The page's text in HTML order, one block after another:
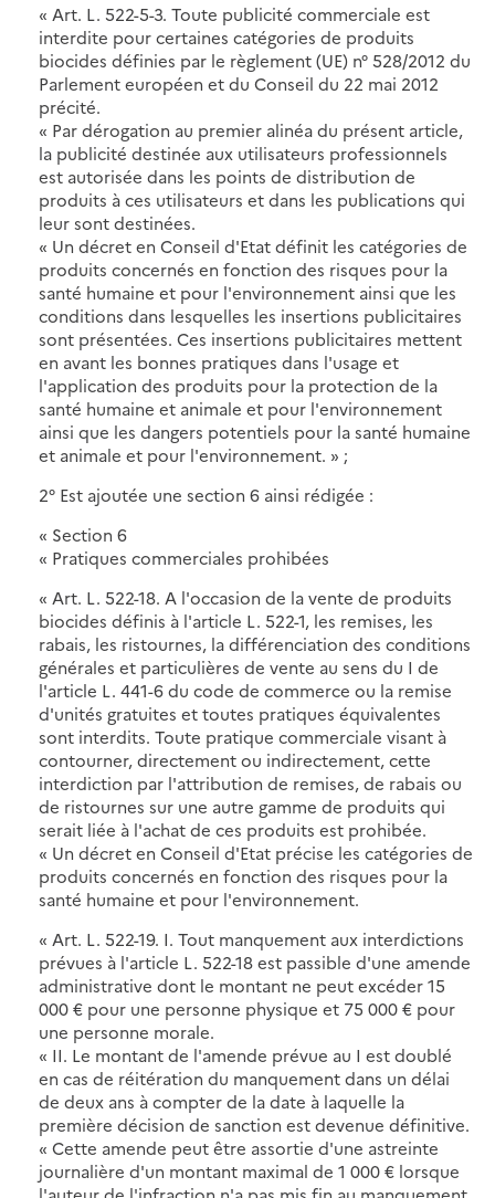
« Art. L. 522-5-3. Toute publicité commerciale est
interdite pour certaines catégories de produits
biocides définies par le règlement (UE) n° 528/2012 du
Parlement européen et du Conseil du 22 mai 2012
précité.
« Par dérogation au premier alinéa du présent article,
la publicité destinée aux utilisateurs professionnels
est autorisée dans les points de distribution de
produits à ces utilisateurs et dans les publications qui
leur sont destinées.
« Un décret en Conseil d'Etat définit les catégories de
produits concernés en fonction des risques pour la
santé humaine et pour l'environnement ainsi que les
conditions dans lesquelles les insertions publicitaires
sont présentées. Ces insertions publicitaires mettent
en avant les bonnes pratiques dans l'usage et
l'application des produits pour la protection de la
santé humaine et animale et pour l'environnement
ainsi que les dangers potentiels pour la santé humaine
et animale et pour l'environnement. » ;
2° Est ajoutée une section 6 ainsi rédigée :
« Section 6
« Pratiques commerciales prohibées
« Art. L. 522-18. A l'occasion de la vente de produits
biocides définis à l'article L. 522-1, les remises, les
rabais, les ristournes, la différenciation des conditions
générales et particulières de vente au sens du I de
l'article L. 441-6 du code de commerce ou la remise
d'unités gratuites et toutes pratiques équivalentes
sont interdits. Toute pratique commerciale visant à
contourner, directement ou indirectement, cette
interdiction par l'attribution de remises, de rabais ou
de ristournes sur une autre gamme de produits qui
serait liée à l'achat de ces produits est prohibée.
« Un décret en Conseil d'Etat précise les catégories de
produits concernés en fonction des risques pour la
santé humaine et pour l'environnement.
« Art. L. 522-19. I. Tout manquement aux interdictions
prévues à l'article L. 522-18 est passible d'une amende
administrative dont le montant ne peut excéder 15
000 € pour une personne physique et 75 000 € pour
une personne morale.
« II. Le montant de l'amende prévue au I est doublé
en cas de réitération du manquement dans un délai
de deux ans à compter de la date à laquelle la
première décision de sanction est devenue définitive.
« Cette amende peut être assortie d'une astreinte
journalière d'un montant maximal de 1 000 € lorsque